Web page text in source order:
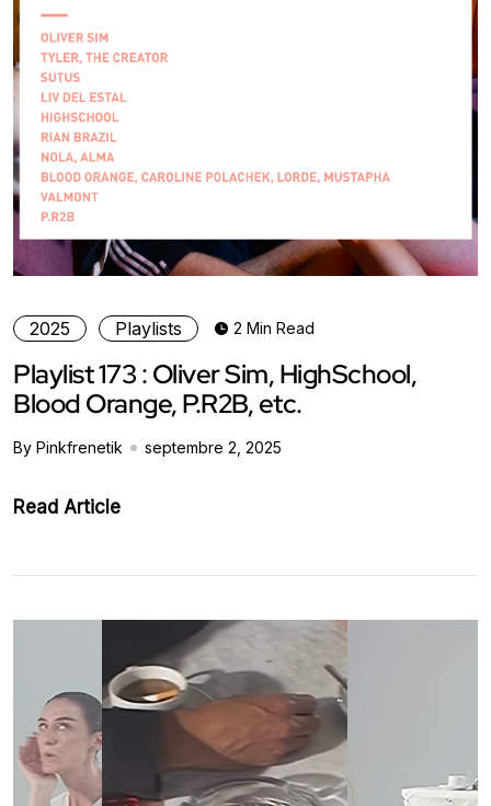
2025 Playlists 2 Min Read
Playlist 173 : Oliver Sim, HighSchool,
Blood Orange, P.R2B, etc.
By Pinkfrenetik septembre 2, 2025
Read Article